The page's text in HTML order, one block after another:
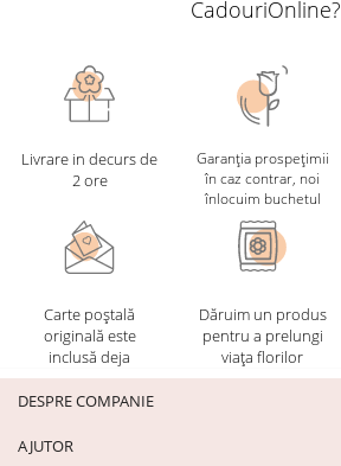
CadouriOnline?
Livrare in decurs de
2 ore
Garanția prospețimii
în caz contrar, noi
înlocuim buchetul
Carte poștală
originală este
inclusă deja
Dăruim un produs
pentru a prelungi
viața florilor
DESPRE COMPANIE
AJUTOR